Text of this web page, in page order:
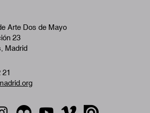
Arte Dos de Mayo
23
Madrid
21